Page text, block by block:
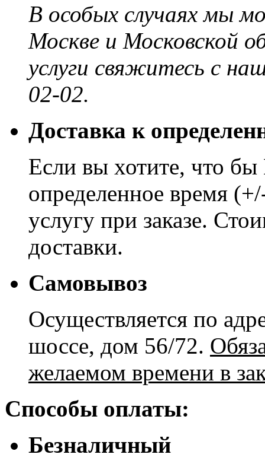
В особых случаях мы
Москве и Московской
услуги свяжитесь с
02-02.
Доставка к
Если вы хотите, что
определенное время
услугу при заказе.
доставки.
Самовывоз
Осуществляется по
шоссе, дом 56/72.
желаемом времени в
Способы оплаты:
Безналичный